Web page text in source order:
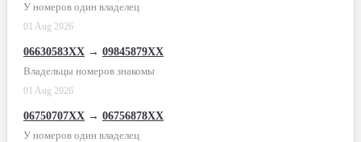
У номеров один владелец
01 Aug 2026
06630583XX → 09845879XX
Владельцы номеров знакомы
01 Aug 2026
06750707XX → 06756878XX
У номеров один владелец